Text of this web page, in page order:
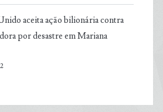
aceita ação bilionária contra
por desastre em Mariana